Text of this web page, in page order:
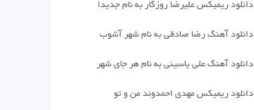
دانلود ریمیکس علیرضا روزگار به نام جدیدا
دانلود آهنگ رضا صادقی به نام شهر آشوب
دانلود آهنگ علی یاسینی به نام هر جای شهر
دانلود ریمیکس مهدی احمدوند من و تو